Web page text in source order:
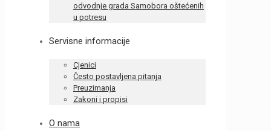
odvodnje grada Samobora oštećenih
u potresu
Servisne informacije
Cjenici
Često postavljena pitanja
Preuzimanja
Zakoni i propisi
O nama